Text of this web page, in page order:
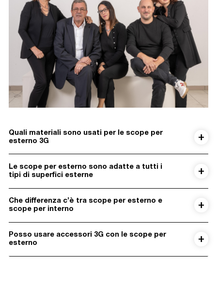
Quali materiali sono usati per le scope per
esterno 3G
Le scope per esterno sono adatte a tutti i
tipi di superfici esterne
Che differenza c’è tra scope per esterno e
scope per interno
Posso usare accessori 3G con le scope per
esterno